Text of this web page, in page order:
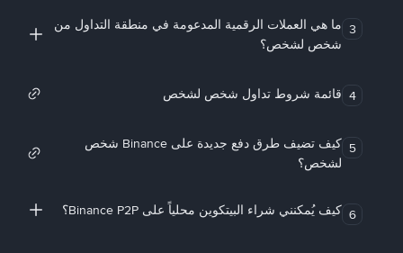
3 ما هي العملات الرقمية المدعومة في منطقة التداول من
شخص لشخص؟
4 قائمة شروط تداول شخص لشخص
5
كيف تضيف طرق دفع جديدة على Binance شخص
لشخص؟
6 كيف يُمكنني شراء البيتكوين محلياً على Binance P2P؟